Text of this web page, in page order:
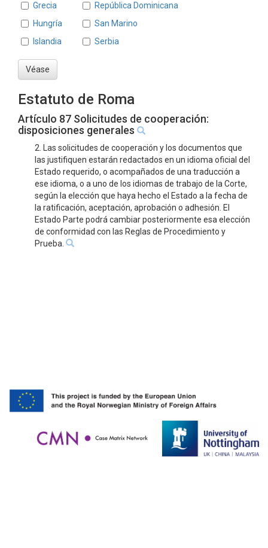
Grecia
República Dominicana
Hungría
San Marino
Islandia
Serbia
Véase
Estatuto de Roma
Artículo 87 Solicitudes de cooperación:
disposiciones generales
2. Las solicitudes de cooperación y los documentos que
las justifiquen estarán redactados en un idioma oficial del
Estado requerido, o acompañados de una traducción a
ese idioma, o a uno de los idiomas de trabajo de la Corte,
según la elección que haya hecho el Estado a la fecha de
la ratificación, aceptación, aprobación o adhesión. El
Estado Parte podrá cambiar posteriormente esa elección
de conformidad con las Reglas de Procedimiento y
Prueba.